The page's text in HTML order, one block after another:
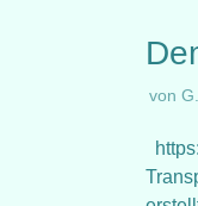
von